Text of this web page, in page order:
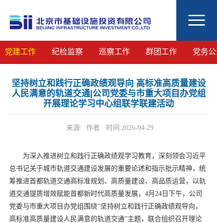
党建工作 纪检监察 巡察工作 群团工作 党务
坚持树立和践行正确政绩观导向 高标准高质量建设
人民满意的轨道交通|公司党委与市重大项目办党组
开展理论学习中心组联学联建活动
来源: 作者: 时间:2026-04-29
为深入推进树立和践行正确政绩观学习教育，深刻领会习近平
总书记关于城市轨道交通建设发展的重要论述和指示批示精神，统
筹推进首都轨道交通高标准规划、高质量建设、高品质运营，以轨
道交通提质增效赋能首都新时代高质量发展，4月24日下午，公司
党委与市重大项目办党组围绕“坚持树立和践行正确政绩观导向，
高标准高质量建设人民满意的轨道交通”主题，联合组织召开理论